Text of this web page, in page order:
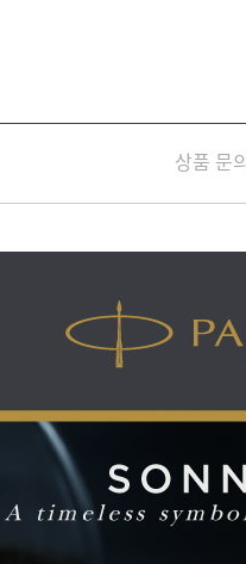
상품 문의